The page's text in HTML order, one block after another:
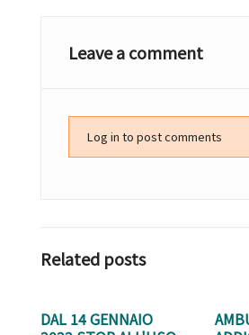
Leave a comment
Log in to post comments
Related posts
DAL 14 GENNAIO